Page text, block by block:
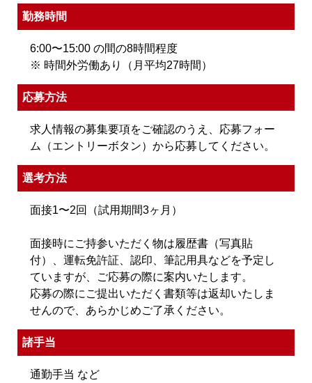
勤務時間
6:00〜15:00 の間の8時間程度
※ 時間外労働あり（月平均27時間）
応募方法
求人情報の募集要項をご確認のうえ、応募フォー
ム（エントリーボタン）から応募してください。
選考方法
面接1〜2回（試用期間3ヶ月）
面接時にご持参いただく物は履歴書（写真貼
付）、運転免許証、認印、筆記用具などを予定し
ていますが、ご応募の際に案内いたします。
応募の際にご提出いただく書類等は返却いたしま
せんので、あらかじめご了承ください。
諸手当
通勤手当 など